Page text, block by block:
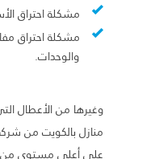
مشكلة احتراق
مشكلة احتراق
والوحدات.
وغيرها من الأعطال
منازل بالكويت من
على أعلى مستوى من